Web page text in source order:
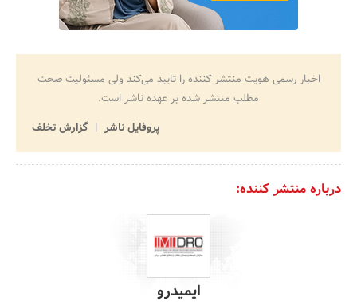
اخبار رسمی هویت منتشر کننده را تایید می‌کند ولی مسئولیت صحت
مطلب منتشر شده بر عهده ناشر است.
پروفایل ناشر
گزارش تخلف
درباره منتشر کننده:
ایمیدرو